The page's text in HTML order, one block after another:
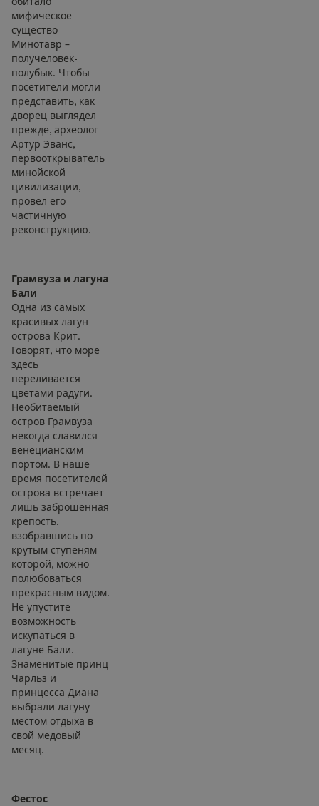
мифическое
существо
Минотавр –
получеловек-
полубык. Чтобы
посетители могли
представить, как
дворец выглядел
прежде, археолог
Артур Эванс,
первооткрыватель
минойской
цивилизации,
провел его
частичную
реконструкцию.
Грамвуза и лагуна
Бали
Одна из самых
красивых лагун
острова Крит.
Говорят, что море
здесь
переливается
цветами радуги.
Необитаемый
остров Грамвуза
некогда славился
венецианским
портом. В наше
время посетителей
острова встречает
лишь заброшенная
крепость,
взобравшись по
крутым ступеням
которой, можно
полюбоваться
прекрасным видом.
Не упустите
возможность
искупаться в
лагуне Бали.
Знаменитые принц
Чарльз и
принцесса Диана
выбрали лагуну
местом отдыха в
свой медовый
месяц.
Фестос